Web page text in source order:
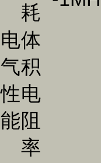
电
气
性
能
耗
体
积
电
阻
率